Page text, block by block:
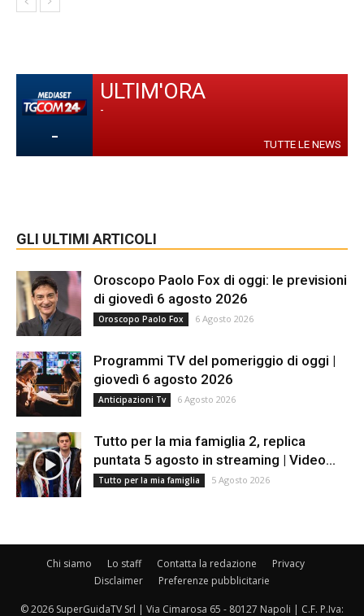
-
ULTIM'ORA
-
TUTTE LE NEWS
GLI ULTIMI ARTICOLI
Oroscopo Paolo Fox di oggi: le previsioni
di giovedì 6 agosto 2026
Oroscopo Paolo Fox 6 Agosto 2026
Programmi TV del pomeriggio di oggi |
giovedì 6 agosto 2026
Anticipazioni Tv 6 Agosto 2026
Tutto per la mia famiglia 2, replica
puntata 5 agosto in streaming | Video...
Tutto per la mia famiglia 5 Agosto 2026
Chi siamo Lo staff Contatta la redazione
Privacy
Disclaimer
Preferenze pubblicitarie
© 2026 SuperGuidaTV Srl | Via Cimarosa 65 - 80127 Napoli | C.F. P.Iva: